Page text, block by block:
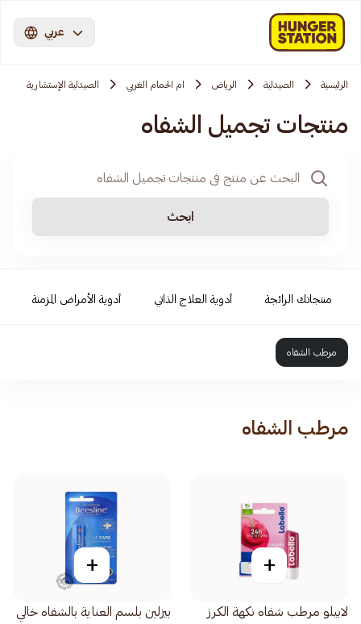
عربي
الرئيسية الصيدلية الرياض ام الحمام الغربي الصيدلية الإستشارية
منتجات تجميل الشفاه
ابحث
منتجاتك الرائجة أدوية العلاج الذاتي أدوية الأمراض المزمنة
مرطب الشفاه
مرطب الشفاه
+
لابيلو مرطب شفاه نكهة الكرز
+
بيزلين بلسم العناية بالشفاه خالي